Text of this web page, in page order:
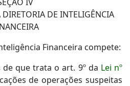
DE INTELIGÊNCIA
Financeira compete:
de que trata o art. 9º da Lei nº
de operações suspeitas